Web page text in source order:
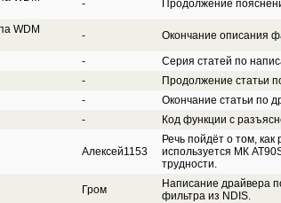
- Продолжение
WDM
- Окончание описания
- Серия статей по
- Продолжение статьи
- Окончание статьи по
- Код функции с
Алексей1153
Речь пойдёт о том,
используется МК
трудности.
Гром
Написание драйвера
фильтра из NDIS.